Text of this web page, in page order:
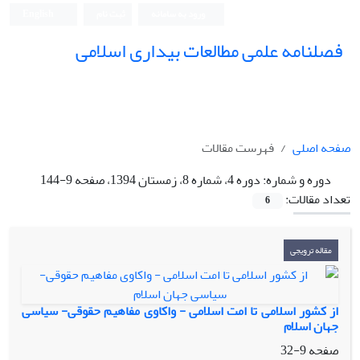
فصلنامه علمی مطالعات بیداری اسلامی
صفحه اصلی
فهرست مقالات
دوره و شماره:دوره 4، شماره 8، زمستان 1394، صفحه 9-144
تعداد مقالات:
6
مقاله ترویجی
از کشور اسلامی تا امت اسلامی - واکاوی مفاهیم حقوقی- سیاسی
جهان اسلام
صفحه9-32